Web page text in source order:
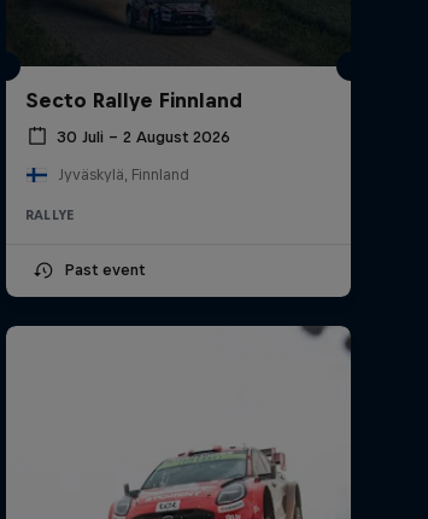
Secto Rallye Finnland
30 Juli – 2 August 2026
Jyväskylä, Finnland
RALLYE
Past event